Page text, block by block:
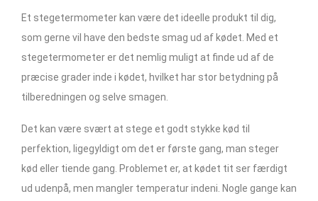
Et stegetermometer kan være det ideelle produkt til dig,
som gerne vil have den bedste smag ud af kødet. Med et
stegetermometer er det nemlig muligt at finde ud af de
præcise grader inde i kødet, hvilket har stor betydning på
tilberedningen og selve smagen.
Det kan være svært at stege et godt stykke kød til
perfektion, ligegyldigt om det er første gang, man steger
kød eller tiende gang. Problemet er, at kødet tit ser færdigt
ud udenpå, men mangler temperatur indeni. Nogle gange kan